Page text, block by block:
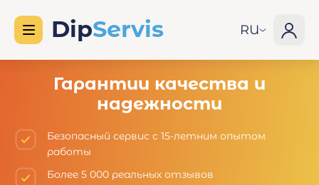
RU
Гарантии качества и
надежности
Безопасный сервис с 15-летним опытом
работы
Более 5 000 реальных отзывов